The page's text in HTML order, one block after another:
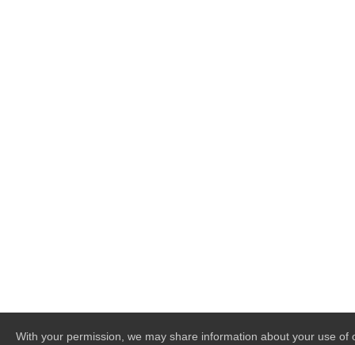
With your permission, we may share information about your use of